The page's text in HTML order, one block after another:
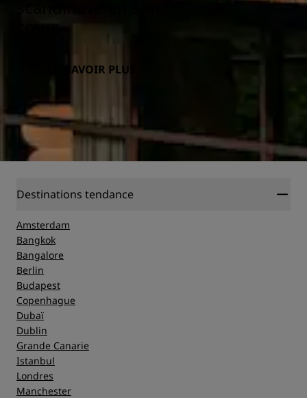
EN SAVOIR PLUS
Destinations tendance
Amsterdam
Bangkok
Bangalore
Berlin
Budapest
Copenhague
Dubaï
Dublin
Grande Canarie
Istanbul
Londres
Manchester